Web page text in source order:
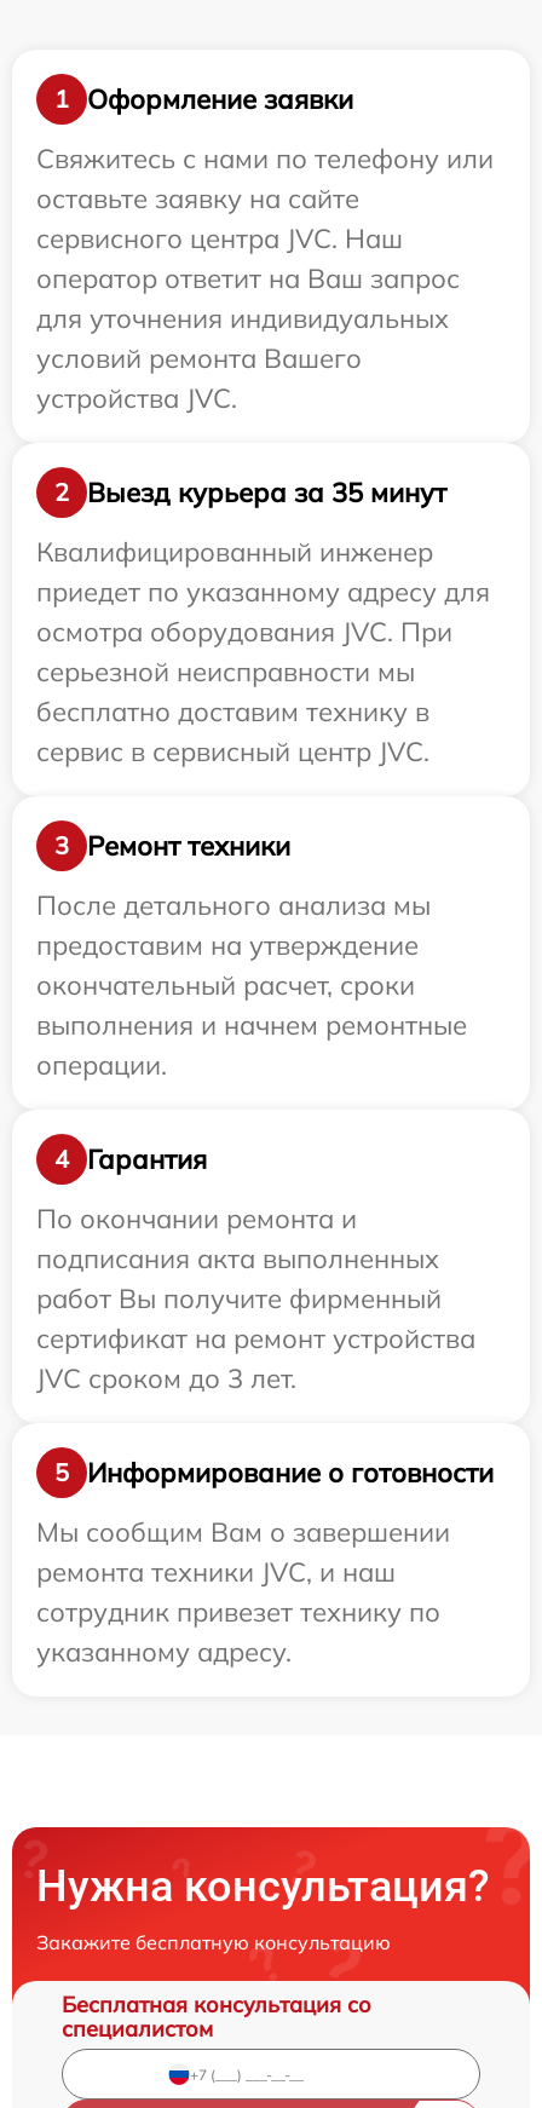
1
Оформление заявки
Свяжитесь с нами по телефону или
оставьте заявку на сайте
сервисного центра JVC. Наш
оператор ответит на Ваш запрос
для уточнения индивидуальных
условий ремонта Вашего
устройства JVC.
2
Выезд курьера за 35 минут
Квалифицированный инженер
приедет по указанному адресу для
осмотра оборудования JVC. При
серьезной неисправности мы
бесплатно доставим технику в
сервис в сервисный центр JVC.
3
Ремонт техники
После детального анализа мы
предоставим на утверждение
окончательный расчет, сроки
выполнения и начнем ремонтные
операции.
4
Гарантия
По окончании ремонта и
подписания акта выполненных
работ Вы получите фирменный
сертификат на ремонт устройства
JVC сроком до 3 лет.
5
Информирование о готовности
Мы сообщим Вам о завершении
ремонта техники JVC, и наш
сотрудник привезет технику по
указанному адресу.
Нужна консультация?
Закажите бесплатную консультацию
Бесплатная консультация со
специалистом